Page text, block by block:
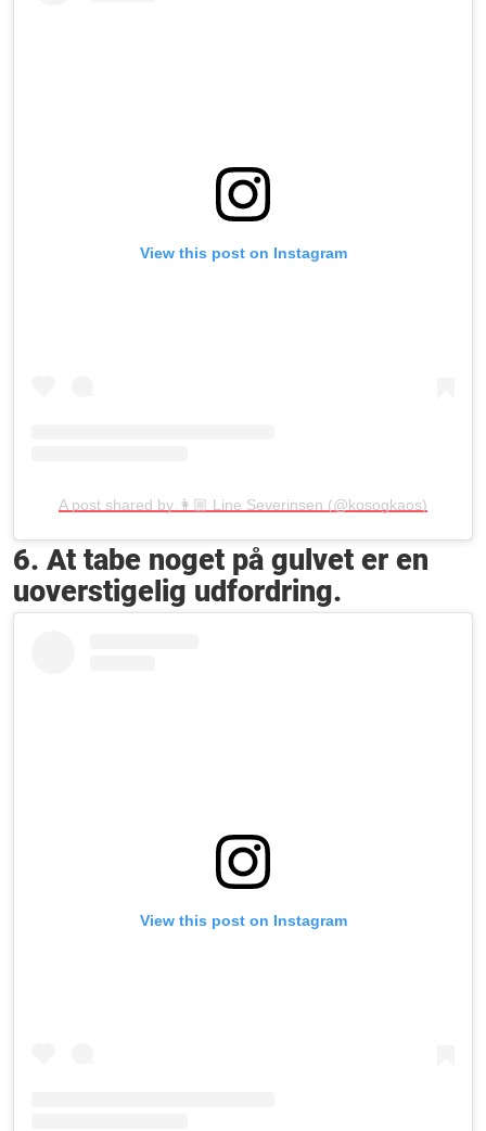
View this post on Instagram
A post shared by 👩🏼 Line Severinsen (@kosogkaos)
6. At tabe noget på gulvet er en
uoverstigelig udfordring.
View this post on Instagram